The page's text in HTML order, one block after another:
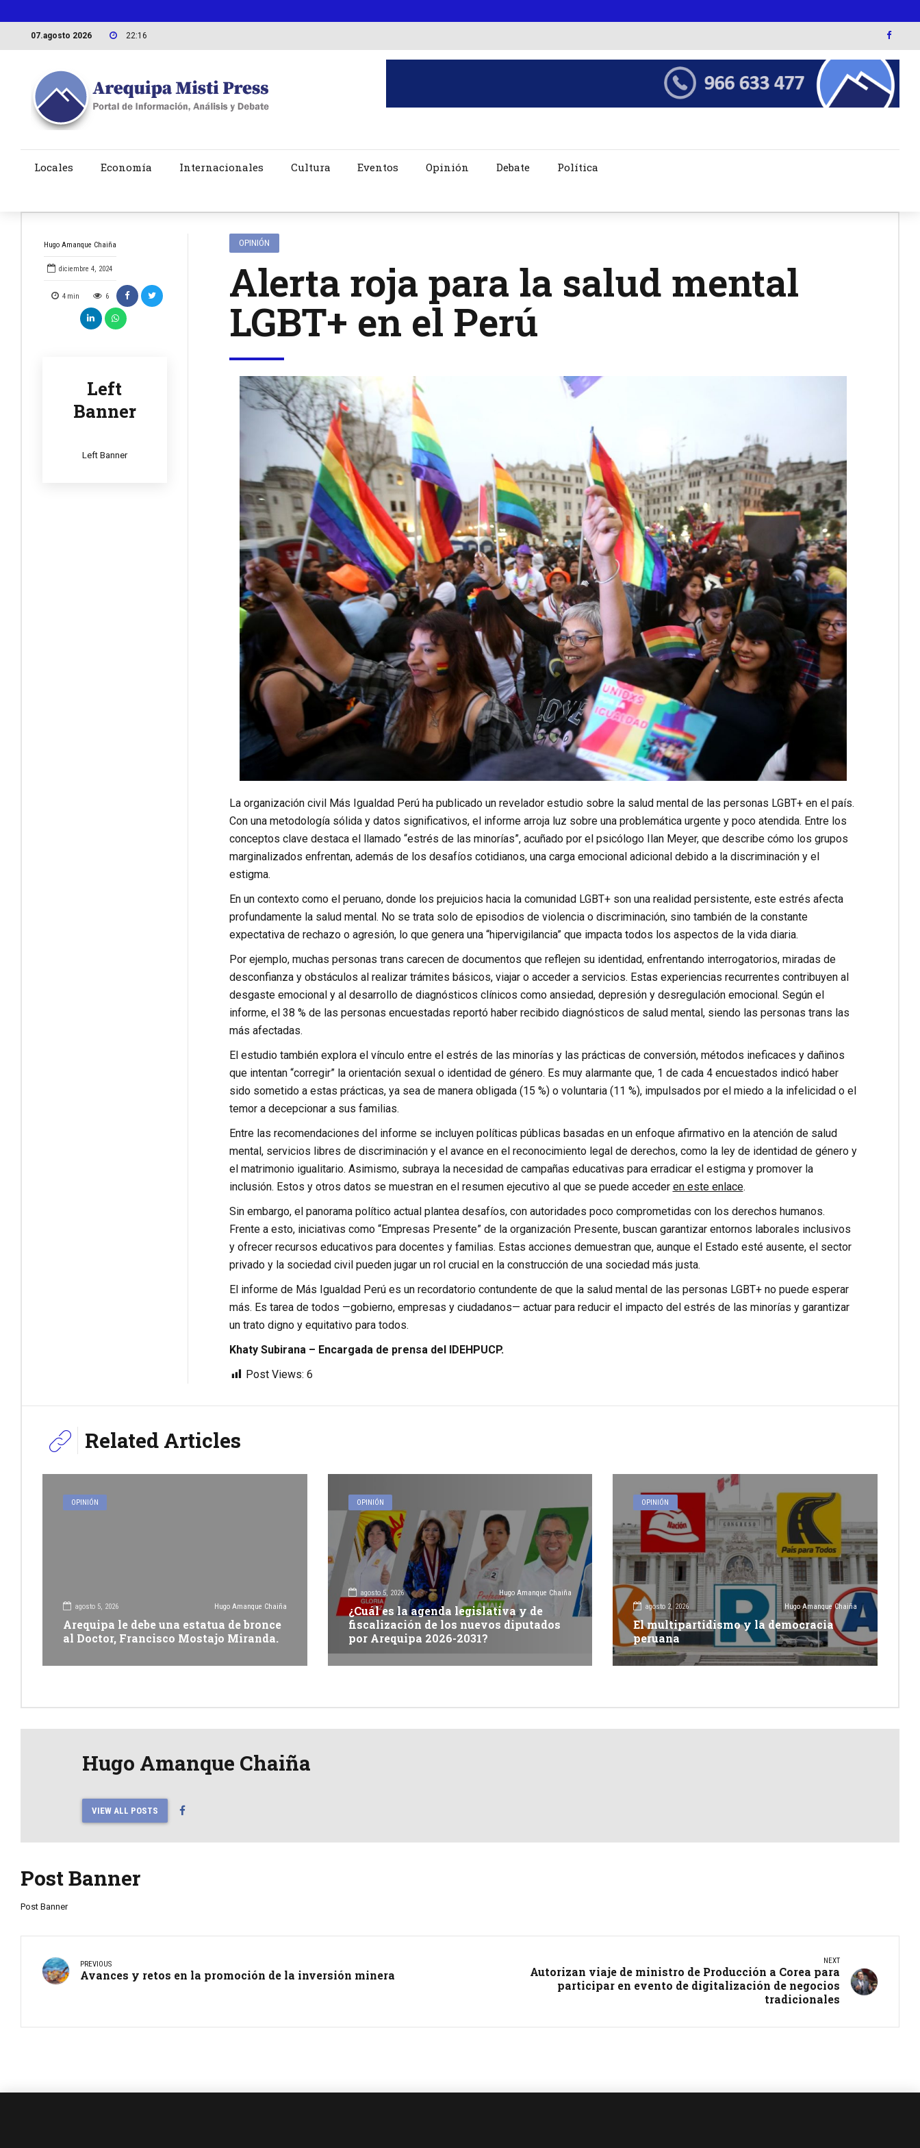
07.agosto 2026 22:16
Locales Economía Internacionales Cultura Eventos Opinión Debate Política
Hugo Amanque Chaiña
diciembre 4, 2024
4 min 6
Left
Banner
Left Banner
OPINIÓN
Alerta roja para la salud mental
LGBT+ en el Perú
La organización civil Más Igualdad Perú ha publicado un revelador estudio sobre la salud mental de las personas LGBT+ en el país.
Con una metodología sólida y datos significativos, el informe arroja luz sobre una problemática urgente y poco atendida. Entre los
conceptos clave destaca el llamado “estrés de las minorías”, acuñado por el psicólogo Ilan Meyer, que describe cómo los grupos
marginalizados enfrentan, además de los desafíos cotidianos, una carga emocional adicional debido a la discriminación y el
estigma.
En un contexto como el peruano, donde los prejuicios hacia la comunidad LGBT+ son una realidad persistente, este estrés afecta
profundamente la salud mental. No se trata solo de episodios de violencia o discriminación, sino también de la constante
expectativa de rechazo o agresión, lo que genera una “hipervigilancia” que impacta todos los aspectos de la vida diaria.
Por ejemplo, muchas personas trans carecen de documentos que reflejen su identidad, enfrentando interrogatorios, miradas de
desconfianza y obstáculos al realizar trámites básicos, viajar o acceder a servicios. Estas experiencias recurrentes contribuyen al
desgaste emocional y al desarrollo de diagnósticos clínicos como ansiedad, depresión y desregulación emocional. Según el
informe, el 38 % de las personas encuestadas reportó haber recibido diagnósticos de salud mental, siendo las personas trans las
más afectadas.
El estudio también explora el vínculo entre el estrés de las minorías y las prácticas de conversión, métodos ineficaces y dañinos
que intentan “corregir” la orientación sexual o identidad de género. Es muy alarmante que, 1 de cada 4 encuestados indicó haber
sido sometido a estas prácticas, ya sea de manera obligada (15 %) o voluntaria (11 %), impulsados por el miedo a la infelicidad o el
temor a decepcionar a sus familias.
Entre las recomendaciones del informe se incluyen políticas públicas basadas en un enfoque afirmativo en la atención de salud
mental, servicios libres de discriminación y el avance en el reconocimiento legal de derechos, como la ley de identidad de género y
el matrimonio igualitario. Asimismo, subraya la necesidad de campañas educativas para erradicar el estigma y promover la
inclusión. Estos y otros datos se muestran en el resumen ejecutivo al que se puede acceder en este enlace.
Sin embargo, el panorama político actual plantea desafíos, con autoridades poco comprometidas con los derechos humanos.
Frente a esto, iniciativas como “Empresas Presente” de la organización Presente, buscan garantizar entornos laborales inclusivos
y ofrecer recursos educativos para docentes y familias. Estas acciones demuestran que, aunque el Estado esté ausente, el sector
privado y la sociedad civil pueden jugar un rol crucial en la construcción de una sociedad más justa.
El informe de Más Igualdad Perú es un recordatorio contundente de que la salud mental de las personas LGBT+ no puede esperar
más. Es tarea de todos —gobierno, empresas y ciudadanos— actuar para reducir el impacto del estrés de las minorías y garantizar
un trato digno y equitativo para todos.
Khaty Subirana – Encargada de prensa del IDEHPUCP.
Post Views: 6
Related Articles
OPINIÓN
agosto 5, 2026 Hugo Amanque Chaiña
Arequipa le debe una estatua de bronce
al Doctor, Francisco Mostajo Miranda.
OPINIÓN
agosto 5, 2026 Hugo Amanque Chaiña
¿Cuál es la agenda legislativa y de
fiscalización de los nuevos diputados
por Arequipa 2026-2031?
OPINIÓN
agosto 2, 2026 Hugo Amanque Chaiña
El multipartidismo y la democracia
peruana
Hugo Amanque Chaiña
VIEW ALL POSTS
Post Banner
Post Banner
PREVIOUS
Avances y retos en la promoción de la inversión minera
NEXT
Autorizan viaje de ministro de Producción a Corea para
participar en evento de digitalización de negocios
tradicionales